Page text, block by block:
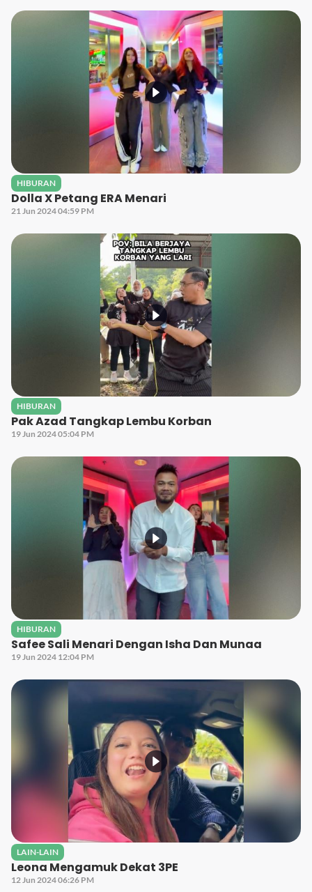
HIBURAN
Dolla X Petang ERA Menari
21 Jun 2024 04:59 PM
HIBURAN
Pak Azad Tangkap Lembu Korban
19 Jun 2024 05:04 PM
HIBURAN
Safee Sali Menari Dengan Isha Dan Munaa
19 Jun 2024 12:04 PM
LAIN-LAIN
Leona Mengamuk Dekat 3PE
12 Jun 2024 06:26 PM